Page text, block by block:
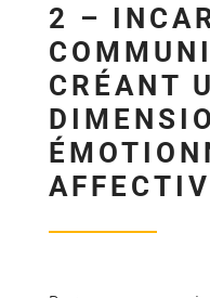
2 –
CRÉANT